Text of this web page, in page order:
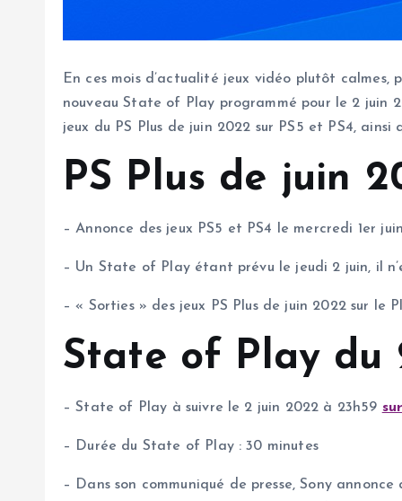
En ces mois d’actualité jeux vidéo plutôt
nouveau State of Play programmé pour le 2 juin
jeux du PS Plus de juin 2022 sur PS5 et PS4,
PS Plus de juin
– Annonce des jeux PS5 et PS4 le mercredi 1er
– Un State of Play étant prévu le jeudi 2 juin, il
– « Sorties » des jeux PS Plus de juin 2022 sur
State of Play du
– State of Play à suivre le 2 juin 2022 à 23h59
– Durée du State of Play : 30 minutes
– Dans son communiqué de presse, Sony